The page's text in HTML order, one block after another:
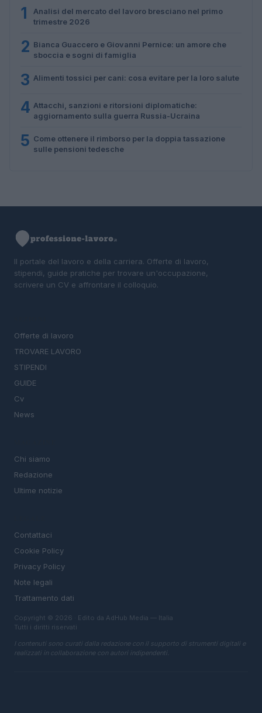
1
Analisi del mercato del lavoro bresciano nel primo
trimestre 2026
2 Bianca Guaccero e Giovanni Pernice: un amore che
sboccia e sogni di famiglia
3 Alimenti tossici per cani: cosa evitare per la loro salute
4 Attacchi, sanzioni e ritorsioni diplomatiche:
aggiornamento sulla guerra Russia-Ucraina
5 Come ottenere il rimborso per la doppia tassazione
sulle pensioni tedesche
Il portale del lavoro e della carriera. Offerte di lavoro,
stipendi, guide pratiche per trovare un'occupazione,
scrivere un CV e affrontare il colloquio.
Offerte di lavoro
TROVARE LAVORO
STIPENDI
GUIDE
Cv
News
Chi siamo
Redazione
Ultime notizie
Contattaci
Cookie Policy
Privacy Policy
Note legali
Trattamento dati
Copyright © 2026 · Edito da AdHub Media — Italia
Tutti i diritti riservati
I contenuti sono curati dalla redazione con il supporto di strumenti digitali e
realizzati in collaborazione con autori indipendenti.